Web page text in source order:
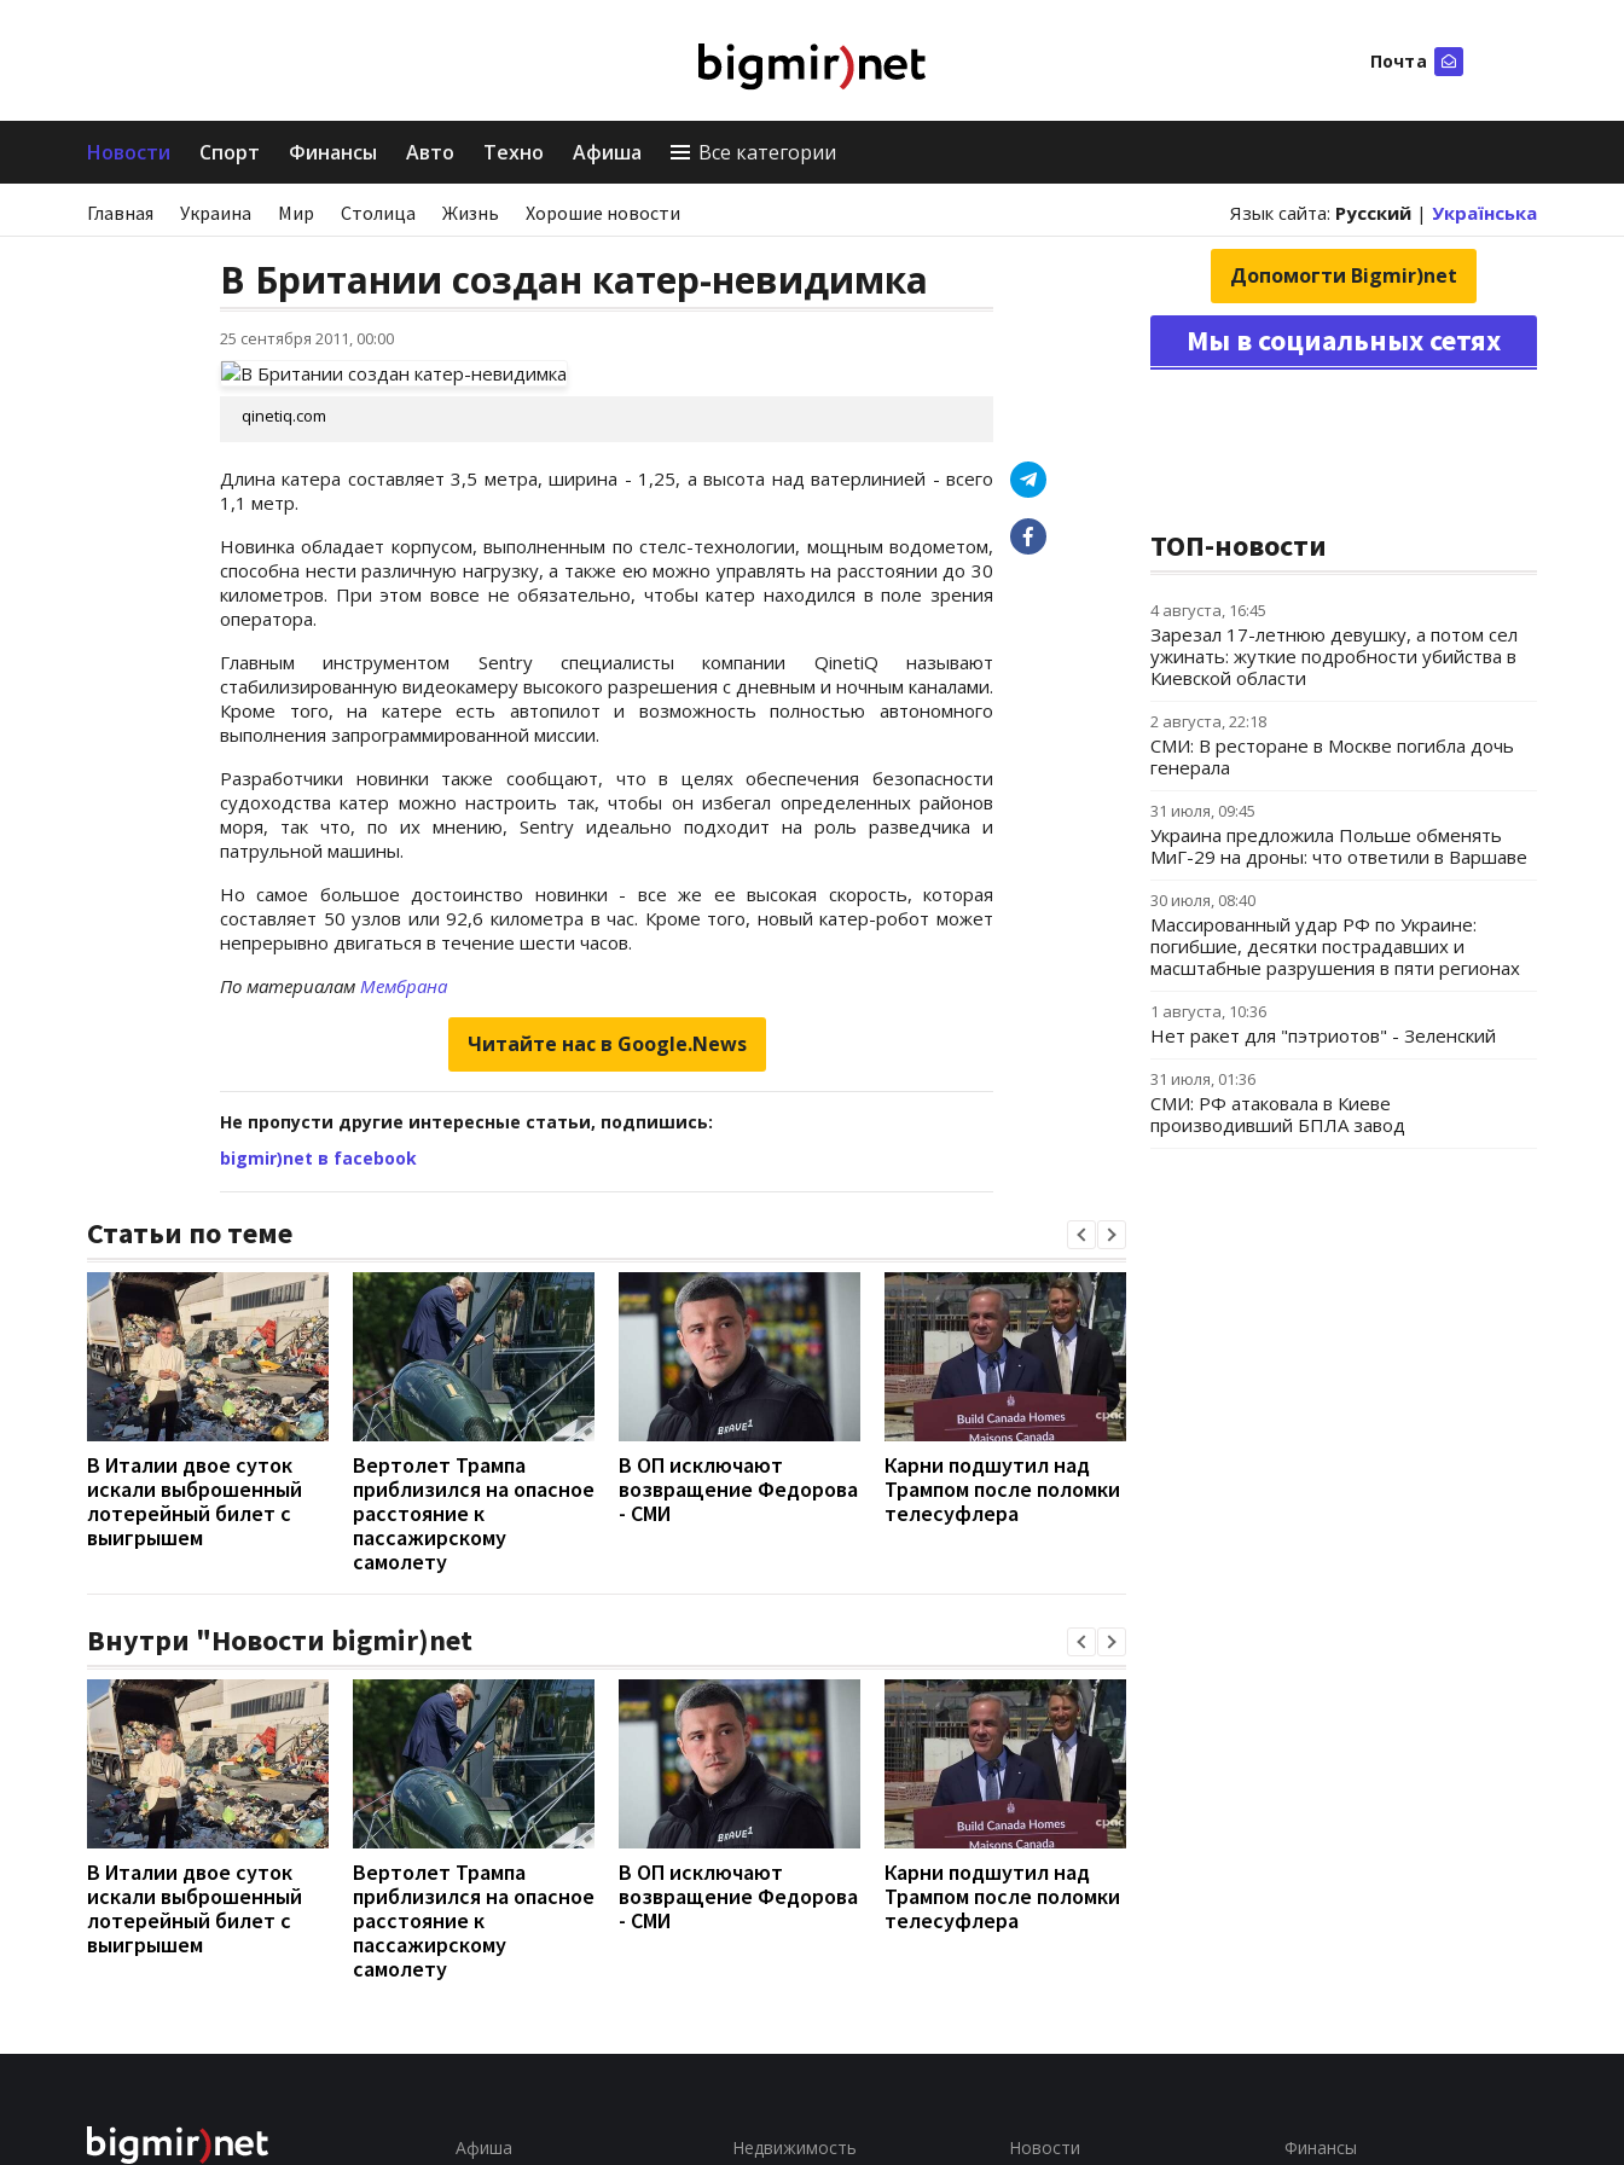
Почта
Новости Спорт Финансы Авто Техно Афиша Все категории
Главная Украина Мир Столица Жизнь Хорошие новости Язык сайта: Русский | Українська
В Британии создан катер-невидимка
25 сентября 2011, 00:00
qinetiq.com
Длина катера составляет 3,5 метра, ширина - 1,25, а высота над ватерлинией - всего
1,1 метр.
Новинка обладает корпусом, выполненным по стелс-технологии, мощным водометом,
способна нести различную нагрузку, а также ею можно управлять на расстоянии до 30
километров. При этом вовсе не обязательно, чтобы катер находился в поле зрения
оператора.
Главным инструментом Sentry специалисты компании QinetiQ называют
стабилизированную видеокамеру высокого разрешения с дневным и ночным каналами.
Кроме того, на катере есть автопилот и возможность полностью автономного
выполнения запрограммированной миссии.
Разработчики новинки также сообщают, что в целях обеспечения безопасности
судоходства катер можно настроить так, чтобы он избегал определенных районов
моря, так что, по их мнению, Sentry идеально подходит на роль разведчика и
патрульной машины.
Но самое большое достоинство новинки - все же ее высокая скорость, которая
составляет 50 узлов или 92,6 километра в час. Кроме того, новый катер-робот может
непрерывно двигаться в течение шести часов.
По материалам Мембрана
Читайте нас в Google.News
Не пропусти другие интересные статьи, подпишись:
bigmir)net в facebook
Статьи по теме
В Италии двое суток
искали выброшенный
лотерейный билет с
выигрышем
Вертолет Трампа
приблизился на опасное
расстояние к
пассажирскому
самолету
В ОП исключают
возвращение Федорова
- СМИ
Карни подшутил над
Трампом после поломки
телесуфлера
Внутри "Новости bigmir)net
В Италии двое суток
искали выброшенный
лотерейный билет с
выигрышем
Вертолет Трампа
приблизился на опасное
расстояние к
пассажирскому
самолету
В ОП исключают
возвращение Федорова
- СМИ
Карни подшутил над
Трампом после поломки
телесуфлера
Допомогти Bigmir)net
Мы в социальных сетях
ТОП-новости
4 августа, 16:45
Зарезал 17-летнюю девушку, а потом сел
ужинать: жуткие подробности убийства в
Киевской области
2 августа, 22:18
СМИ: В ресторане в Москве погибла дочь
генерала
31 июля, 09:45
Украина предложила Польше обменять
МиГ-29 на дроны: что ответили в Варшаве
30 июля, 08:40
Массированный удар РФ по Украине:
погибшие, десятки пострадавших и
масштабные разрушения в пяти регионах
1 августа, 10:36
Нет ракет для "пэтриотов" - Зеленский
31 июля, 01:36
СМИ: РФ атаковала в Киеве
производивший БПЛА завод
Афиша Недвижимость Новости Финансы